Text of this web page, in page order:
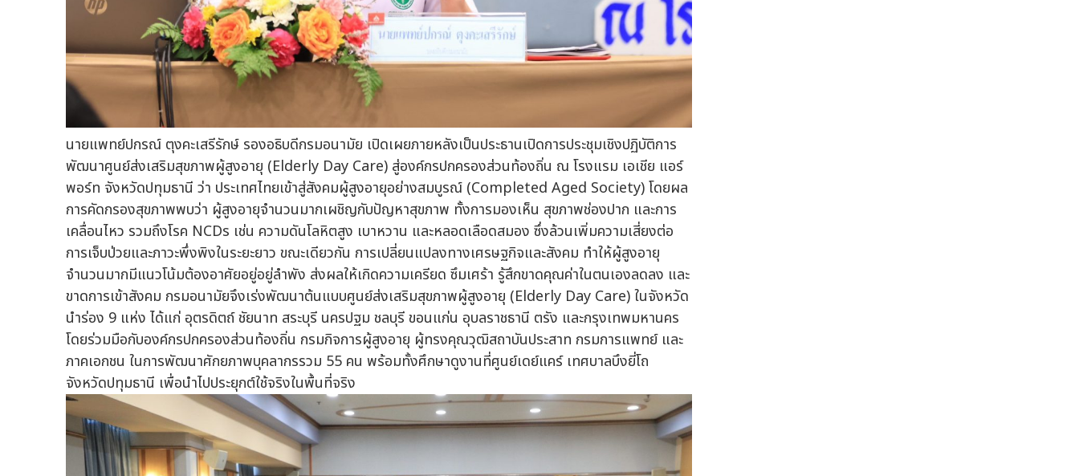
นายแพทย์ปกรณ์ ตุงคะเสรีรักษ์ รองอธิบดีกรมอนามัย เปิดเผยภายหลังเป็นประธานเปิดการประชุมเชิงปฏิบัติการ
พัฒนาศูนย์ส่งเสริมสุขภาพผู้สูงอายุ (Elderly Day Care) สู่องค์กรปกครองส่วนท้องถิ่น ณ โรงแรม เอเชีย แอร์
พอร์ท จังหวัดปทุมธานี ว่า ประเทศไทยเข้าสู่สังคมผู้สูงอายุอย่างสมบูรณ์ (Completed Aged Society) โดยผล
การคัดกรองสุขภาพพบว่า ผู้สูงอายุจำนวนมากเผชิญกับปัญหาสุขภาพ ทั้งการมองเห็น สุขภาพช่องปาก และการ
เคลื่อนไหว รวมถึงโรค NCDs เช่น ความดันโลหิตสูง เบาหวาน และหลอดเลือดสมอง ซึ่งล้วนเพิ่มความเสี่ยงต่อ
การเจ็บป่วยและภาวะพึ่งพิงในระยะยาว ขณะเดียวกัน การเปลี่ยนแปลงทางเศรษฐกิจและสังคม ทำให้ผู้สูงอายุ
จำนวนมากมีแนวโน้มต้องอาศัยอยู่อยู่ลำพัง ส่งผลให้เกิดความเครียด ซึมเศร้า รู้สึกขาดคุณค่าในตนเองลดลง และ
ขาดการเข้าสังคม กรมอนามัยจึงเร่งพัฒนาต้นแบบศูนย์ส่งเสริมสุขภาพผู้สูงอายุ (Elderly Day Care) ในจังหวัด
นำร่อง 9 แห่ง ได้แก่ อุตรดิตถ์ ชัยนาท สระบุรี นครปฐม ชลบุรี ขอนแก่น อุบลราชธานี ตรัง และกรุงเทพมหานคร
โดยร่วมมือกับองค์กรปกครองส่วนท้องถิ่น กรมกิจการผู้สูงอายุ ผู้ทรงคุณวุฒิสถาบันประสาท กรมการแพทย์ และ
ภาคเอกชน ในการพัฒนาศักยภาพบุคลากรรวม 55 คน พร้อมทั้งศึกษาดูงานที่ศูนย์เดย์แคร์ เทศบาลบึงยี่โถ
จังหวัดปทุมธานี เพื่อนำไปประยุกต์ใช้จริงในพื้นที่จริง